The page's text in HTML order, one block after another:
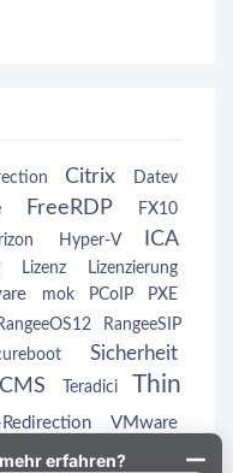
Citrix Datev
FreeRDP
FX10
Hyper-V ICA
Lizenz
Lizenzierung
mok PCoIP
PXE
RangeeSIP
Sicherheit
Teradici
Thin
VMware
VMwareView
erfahren?